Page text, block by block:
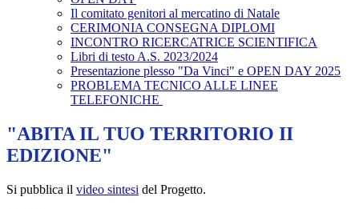
Il comitato genitori al mercatino di Natale
CERIMONIA CONSEGNA DIPLOMI
INCONTRO RICERCATRICE SCIENTIFICA
Libri di testo A.S. 2023/2024
Presentazione plesso "Da Vinci" e OPEN DAY 2025
PROBLEMA TECNICO ALLE LINEE
TELEFONICHE
"ABITA IL TUO TERRITORIO II
EDIZIONE"
Si pubblica il video sintesi del Progetto.